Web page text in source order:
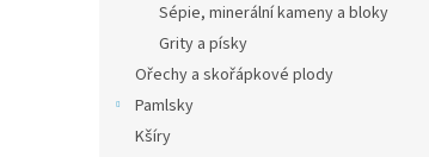
Sépie, minerální kameny a bloky
Grity a písky
Ořechy a skořápkové plody
Pamlsky
Kšíry